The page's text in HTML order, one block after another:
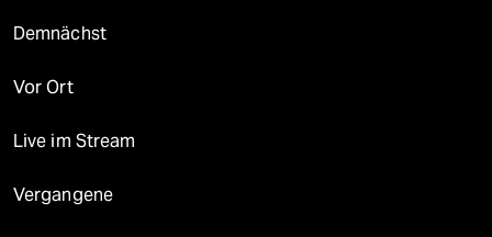
Demnächst
Vor Ort
Live im Stream
Vergangene